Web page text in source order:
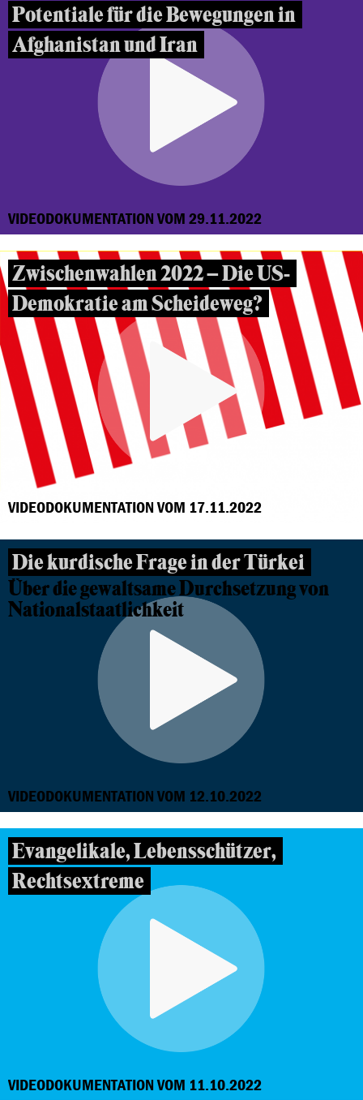
Potentiale für die Bewegungen in
Afghanistan und Iran
VIDEODOKUMENTATION VOM 29.11.2022
Zwischenwahlen 2022 – Die US-
Demokratie am Scheideweg?
VIDEODOKUMENTATION VOM 17.11.2022
Die kurdische Frage in der Türkei
Über die gewaltsame Durchsetzung von
Nationalstaatlichkeit
VIDEODOKUMENTATION VOM 12.10.2022
Evangelikale, Lebensschützer,
Rechtsextreme
VIDEODOKUMENTATION VOM 11.10.2022